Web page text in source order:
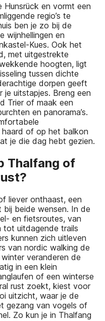
en vormt een
regio’s te
ben je zo bij de
wijnhellingen en
Kues. Ook het
met uitgestrekte
hoogten, ligt
tussen dichte
dorpen geeft
uitstapjes. Breng een
Trier of maak een
en panorama’s.
of op het balkon
je die dag hebt gezien.
Thalfang of
liever onthaast, een
bij beide wensen. In de
en fietsroutes, van
tot uitdagende trails
kunnen zich uitleven
van nordic walking de
veranderen de
in een klein
of een winterse
rust zoekt, kiest voor
uitzicht, waar je de
gezang van vogels of
Zo kun je in Thalfang